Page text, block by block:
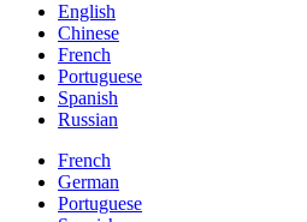
English
Chinese
French
Portuguese
Spanish
Russian
French
German
Portuguese